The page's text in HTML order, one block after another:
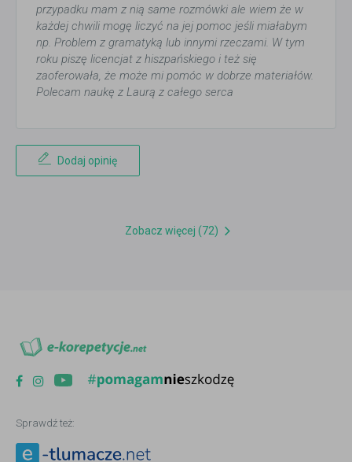
przypadku mam z nią same rozmówki ale wiem że w
każdej chwili mogę liczyć na jej pomoc jeśli miałabym
np. Problem z gramatyką lub innymi rzeczami. W tym
roku piszę licencjat z hiszpańskiego i też się
zaoferowała, że może mi pomóc w dobrze materiałów.
Polecam naukę z Laurą z całego serca
Dodaj opinię
Zobacz więcej (72)
Sprawdź też: